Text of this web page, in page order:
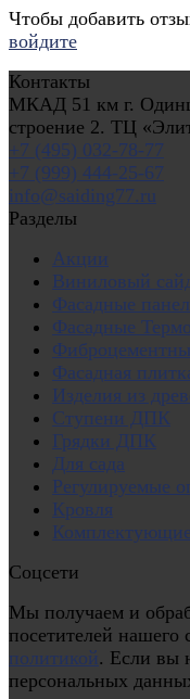
Чтобы добавить
войдите
Контакты
МКАД 51 км г.
строение 2. ТЦ
+7 (495) 032-78-77
+7 (999) 444-25-67
info@saiding77.ru
Разделы
Акции
Виниловый
Фасадные
Фасадные
Фасадная
Изделия из
Ступени ДПК
Грядки ДПК
Для сада
Регулируемые
Кровля
Комплектующие
Соцсети
Мы получаем и
посетителей нашего
политикой. Если вы
персональных